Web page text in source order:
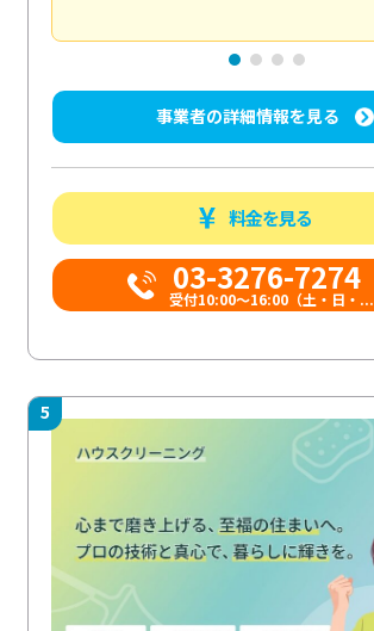
事業者の詳細情報を見る
料金を見る
03-3276-7274
受付10:00〜16:00（土・日・...
5